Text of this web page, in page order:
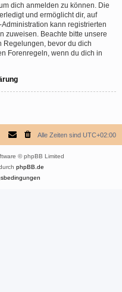
dich anmelden zu können. Die
und ermöglicht dir, auf
kann registrierten
zuweisen. Beachte bitte unsere
Regelungen, bevor du dich
Forenregeln, wenn du dich in
Alle Zeiten sind UTC+02:00
© phpBB Limited
phpBB.de